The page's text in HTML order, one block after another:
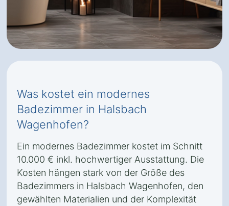
Was kostet ein modernes
Badezimmer in Halsbach
Wagenhofen?
Ein modernes Badezimmer kostet im Schnitt
10.000 € inkl. hochwertiger Ausstattung. Die
Kosten hängen stark von der Größe des
Badezimmers in Halsbach Wagenhofen, den
gewählten Materialien und der Komplexität